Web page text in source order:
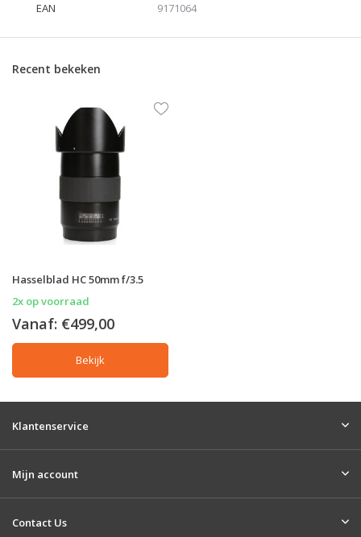
EAN 9171064
Recent bekeken
Hasselblad HC 50mm f/3.5
2x op voorraad
Vanaf: €499,00
Bekijk
Klantenservice
Mijn account
Contact Us